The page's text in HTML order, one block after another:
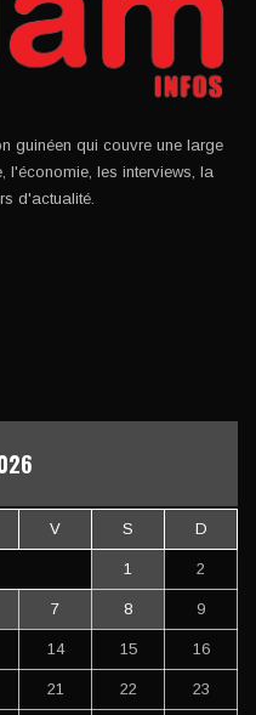
guinéen qui couvre une large
l'économie, les interviews, la
d'actualité.
V S D
1 2
7 8 9
14 15 16
21 22 23